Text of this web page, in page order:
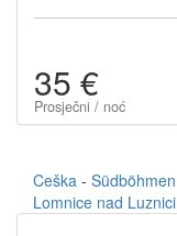
35 €
Prosječni / noć
Ceška - Südböhmen
Lomnice nad Luznici